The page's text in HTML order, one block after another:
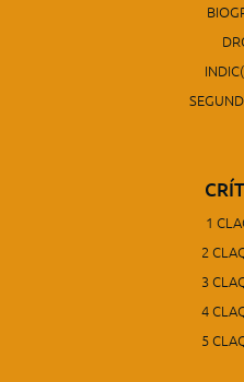
1
2
3
4
5